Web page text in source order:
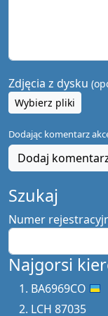
Zdjęcia z dysku
Wybierz pliki
Dodając komentarz
Dodaj
Szukaj
Numer
Najgorsi
BA6969CO
LCH 87035